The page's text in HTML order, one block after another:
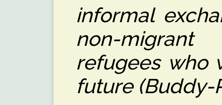
informal
non-
refugees who
future (Buddy-